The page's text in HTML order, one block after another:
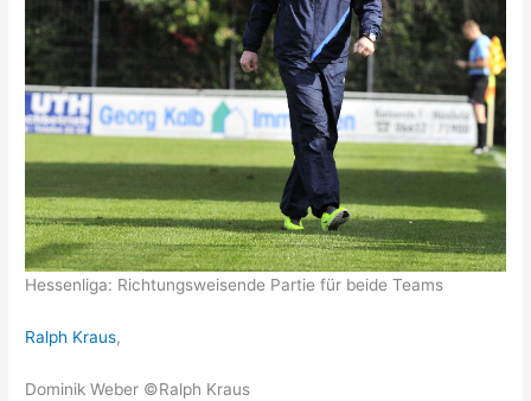
Hessenliga: Richtungsweisende Partie für beide Teams
Ralph Kraus,
Dominik Weber ©Ralph Kraus